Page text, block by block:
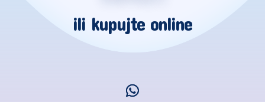
ili kupujte online